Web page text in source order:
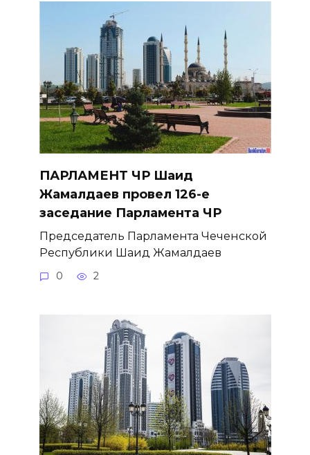
ПАРЛАМЕНТ ЧР Шаид
Жамалдаев провел 126-е
заседание Парламента ЧР
Председатель Парламента Чеченской
Республики Шаид Жамалдаев
0 2